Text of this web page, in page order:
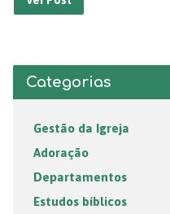
Categorias
Gestão da Igreja
Adoração
Departamentos
Estudos bíblicos